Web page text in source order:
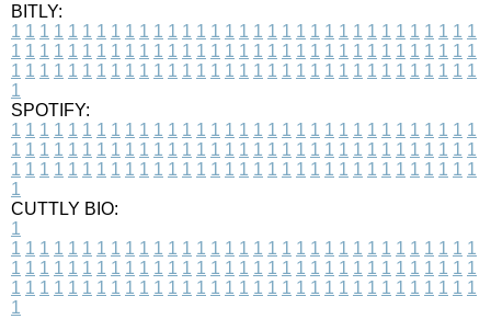
BITLY:
1 1 1 1 1 1 1 1 1 1 1 1 1 1 1 1 1 1 1 1 1 1 1 1 1 1 1 1 1 1 1 1 1
1 1 1 1 1 1 1 1 1 1 1 1 1 1 1 1 1 1 1 1 1 1 1 1 1 1 1 1 1 1 1 1 1
1 1 1 1 1 1 1 1 1 1 1 1 1 1 1 1 1 1 1 1 1 1 1 1 1 1 1 1 1 1 1 1 1
1
SPOTIFY:
1 1 1 1 1 1 1 1 1 1 1 1 1 1 1 1 1 1 1 1 1 1 1 1 1 1 1 1 1 1 1 1 1
1 1 1 1 1 1 1 1 1 1 1 1 1 1 1 1 1 1 1 1 1 1 1 1 1 1 1 1 1 1 1 1 1
1 1 1 1 1 1 1 1 1 1 1 1 1 1 1 1 1 1 1 1 1 1 1 1 1 1 1 1 1 1 1 1 1
1
CUTTLY BIO:
1
1 1 1 1 1 1 1 1 1 1 1 1 1 1 1 1 1 1 1 1 1 1 1 1 1 1 1 1 1 1 1 1 1
1 1 1 1 1 1 1 1 1 1 1 1 1 1 1 1 1 1 1 1 1 1 1 1 1 1 1 1 1 1 1 1 1
1 1 1 1 1 1 1 1 1 1 1 1 1 1 1 1 1 1 1 1 1 1 1 1 1 1 1 1 1 1 1 1 1
1